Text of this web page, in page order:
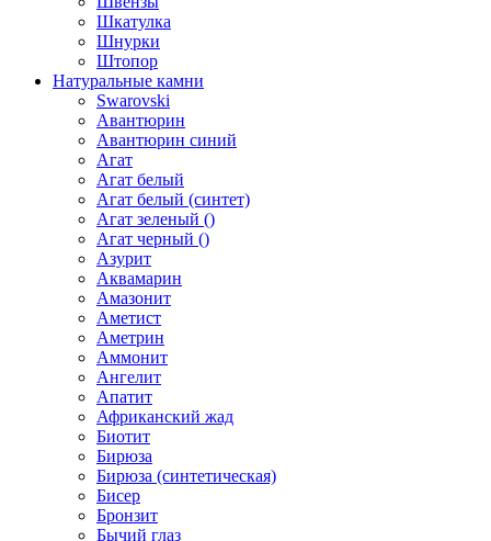
Шкатулка
Шнурки
Штопор
Натуральные камни
Swarovski
Авантюрин
Авантюрин синий
Агат
Агат белый
Агат белый (синтет)
Агат зеленый ()
Агат черный ()
Азурит
Аквамарин
Амазонит
Аметист
Аметрин
Аммонит
Ангелит
Апатит
Африканский жад
Биотит
Бирюза
Бирюза (синтетическая)
Бисер
Бронзит
Бычий глаз